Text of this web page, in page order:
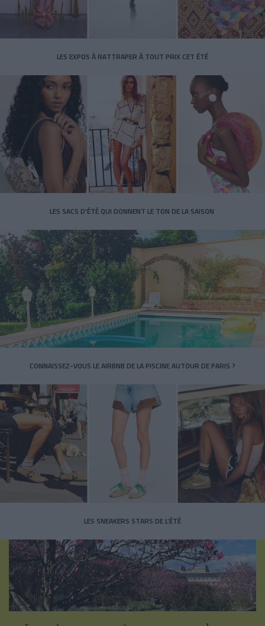
LES EXPOS À RATTRAPER À TOUT PRIX CET ÉTÉ
LES SACS D’ÉTÉ QUI DONNENT LE TON DE LA SAISON
CONNAISSEZ-VOUS LE AIRBNB DE LA PISCINE AUTOUR DE PARIS ?
LES SNEAKERS STARS DE L’ÉTÉ